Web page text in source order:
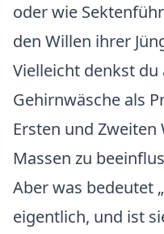
oder wie
den Willen ihrer
Vielleicht denkst du
Gehirnwäsche als
Ersten und
Massen zu
Aber was bedeutet
eigentlich, und ist